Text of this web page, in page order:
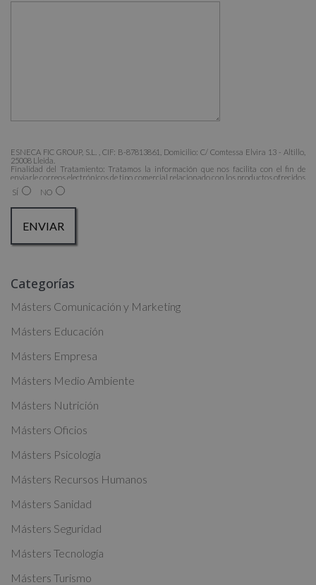
ESNECA FIC GROUP, S.L. , CIF: B-87813861, Domicilio: C/ Comtessa Elvira 13 - Altillo,
25008 Lleida.
Finalidad del Tratamiento: Tratamos la información que nos facilita con el fin de
enviarle correos electrónicos de tipo comercial relacionado con los productos ofrecidos
y otros tipo de productos que fueran de su interés.
Legitimación del tratamiento: Consentimiento del interesado.
la dirección admin@grupoesneca.com.
Desea recibir información comercial (vía telefónica y/o email):
SÍ NO
l
t
n
a
t
v
e
:
Categorías
Másters Comunicación y Marketing
Másters Educación
Másters Empresa
Másters Medio Ambiente
Másters Nutrición
Másters Oficios
Másters Psicología
Másters Recursos Humanos
Másters Sanidad
Másters Seguridad
Másters Tecnología
Másters Turismo